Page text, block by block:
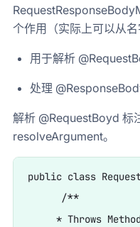
个作用（实际上可以从名
用于解析
处理
解析 @RequestBoyd 标
resolveArgument。
public class
/**
* Throws